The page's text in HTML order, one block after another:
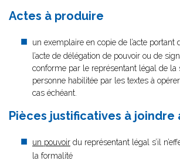
Actes à produire
un exemplaire en copie de l’acte portant
l’acte de délégation de pouvoir ou de
conforme par le représentant légal de la
personne habilitée par les textes à
cas échéant.
Pièces justificatives à joindre
un pouvoir du représentant légal s’il
la formalité